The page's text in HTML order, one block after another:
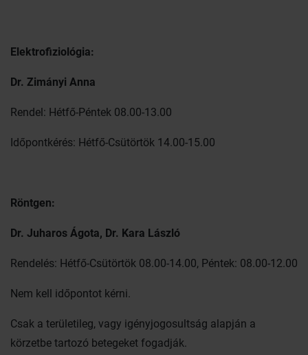
Elektrofiziológia:
Dr. Zimányi Anna
Rendel: Hétfő-Péntek 08.00-13.00
Időpontkérés: Hétfő-Csütörtök 14.00-15.00
Röntgen:
Dr. Juharos Ágota, Dr. Kara László
Rendelés: Hétfő-Csütörtök 08.00-14.00, Péntek: 08.00-12.00
Nem kell időpontot kérni.
Csak a területileg, vagy igényjogosultság alapján a
körzetbe tartozó betegeket fogadják.